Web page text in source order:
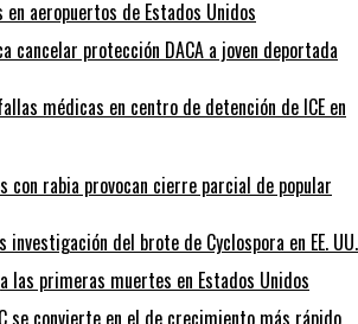
aeropuertos de Estados Unidos
cancelar protección DACA a joven deportada
médicas en centro de detención de ICE en
con rabia provocan cierre parcial de popular
investigación del brote de Cyclospora en EE. UU.
las primeras muertes en Estados Unidos
se convierte en el de crecimiento más rápido